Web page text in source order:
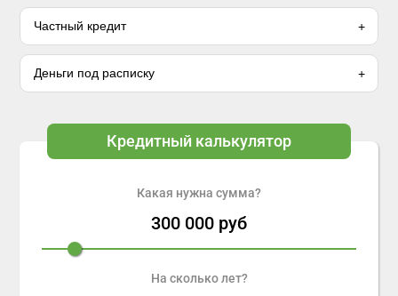
Частный кредит
Деньги под расписку
Кредитный калькулятор
Какая нужна сумма?
300 000 руб
На сколько лет?